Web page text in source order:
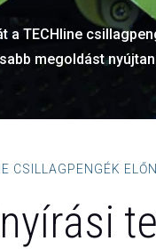
TECHline
megoldást
CSILLAGPENGÉK